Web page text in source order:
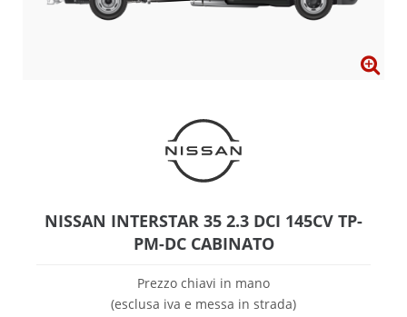
NISSAN INTERSTAR 35 2.3 DCI 145CV TP-
PM-DC CABINATO
Prezzo chiavi in mano
(esclusa iva e messa in strada)